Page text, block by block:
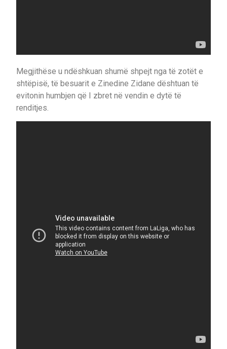
Megjithëse u ndëshkuan shumë shpejt nga të zotët e
shtëpisë, të besuarit e Zinedine Zidane dështuan të
evitonin humbjen që I zbret në vendin e dytë të
renditjes.